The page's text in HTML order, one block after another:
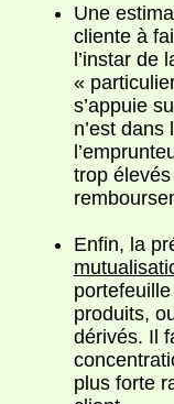
Une
cliente à
l’instar de
«
s’appuie
n’est dans
trop
Enfin, la
produits,
dérivés. Il
plus forte